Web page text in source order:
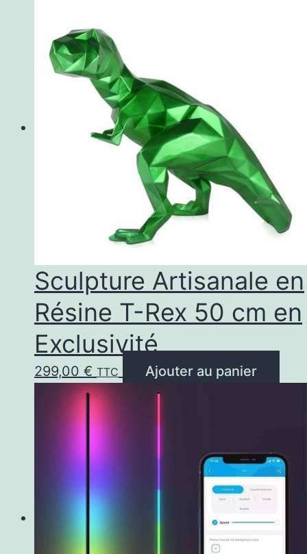
Sculpture Artisanale en
Résine T-Rex 50 cm en
Exclusivité
299,00 € TTC Ajouter au panier